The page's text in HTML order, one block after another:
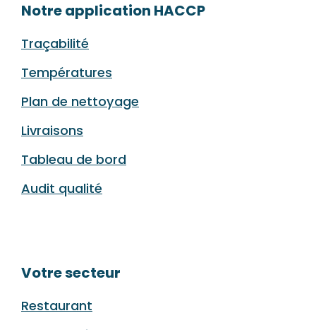
Notre application HACCP
Traçabilité
Températures
Plan de nettoyage
Livraisons
Tableau de bord
Audit qualité
Votre secteur
Restaurant